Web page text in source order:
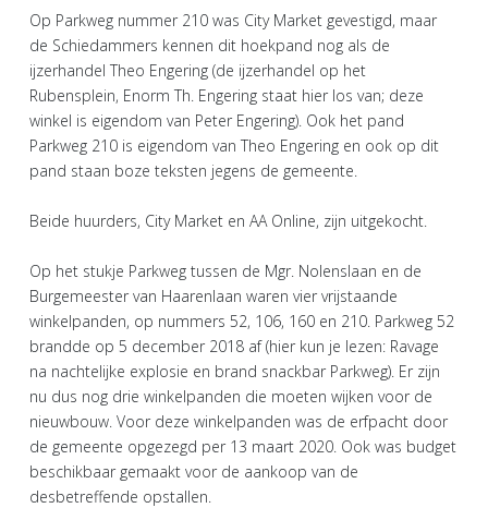
Op Parkweg nummer 210 was City Market gevestigd, maar
de Schiedammers kennen dit hoekpand nog als de
ijzerhandel Theo Engering (de ijzerhandel op het
Rubensplein, Enorm Th. Engering staat hier los van; deze
winkel is eigendom van Peter Engering). Ook het pand
Parkweg 210 is eigendom van Theo Engering en ook op dit
pand staan boze teksten jegens de gemeente.
Beide huurders, City Market en AA Online, zijn uitgekocht.
Op het stukje Parkweg tussen de Mgr. Nolenslaan en de
Burgemeester van Haarenlaan waren vier vrijstaande
winkelpanden, op nummers 52, 106, 160 en 210. Parkweg 52
brandde op 5 december 2018 af (hier kun je lezen: Ravage
na nachtelijke explosie en brand snackbar Parkweg). Er zijn
nu dus nog drie winkelpanden die moeten wijken voor de
nieuwbouw. Voor deze winkelpanden was de erfpacht door
de gemeente opgezegd per 13 maart 2020. Ook was budget
beschikbaar gemaakt voor de aankoop van de
desbetreffende opstallen.